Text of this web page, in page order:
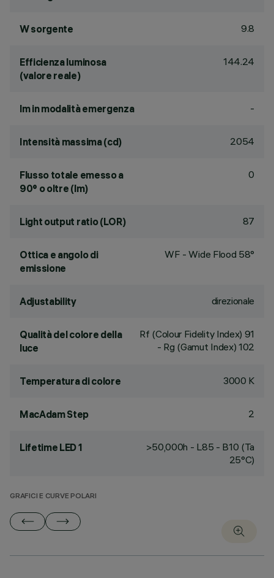
W sorgente 9.8
Efficienza luminosa
(valore reale)
144.24
lm in modalità emergenza -
Intensità massima (cd) 2054
Flusso totale emesso a
90° o oltre (lm)
0
Light output ratio (LOR) 87
Ottica e angolo di
emissione
WF - Wide Flood 58°
Adjustability direzionale
Qualità del colore della
luce
Rf (Colour Fidelity Index) 91
- Rg (Gamut Index) 102
Temperatura di colore 3000 K
MacAdam Step 2
Lifetime LED 1
>50,000h - L85 - B10 (Ta
25°C)
GRAFICI E CURVE POLARI